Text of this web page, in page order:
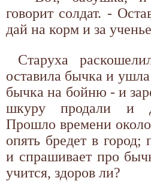
говорит солдат. -
дай на корм и за
Старуха
оставила бычка и
бычка на бойню - и
шкуру продали и
Прошло времени около
опять бредет в
и спрашивает про
учится, здоров ли?